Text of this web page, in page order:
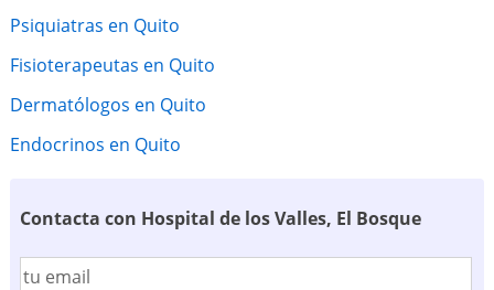
Psiquiatras en Quito
Fisioterapeutas en Quito
Dermatólogos en Quito
Endocrinos en Quito
Contacta con Hospital de los Valles, El Bosque